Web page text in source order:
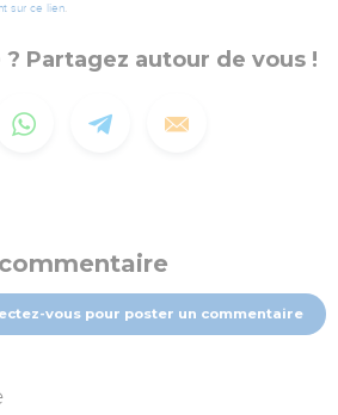
sur ce lien.
? Partagez autour de vous !
vous pour poster un commentaire